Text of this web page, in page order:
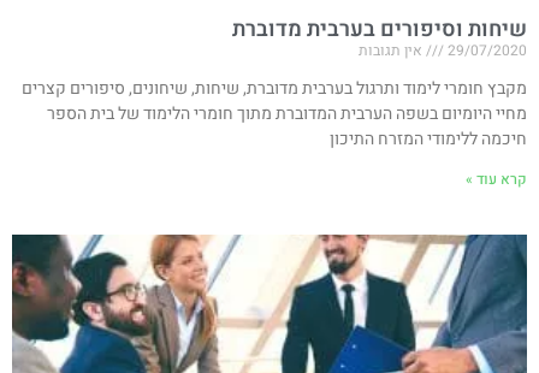
שיחות וסיפורים בערבית מדוברת
29/07/2020 אין תגובות
מקבץ חומרי לימוד ותרגול בערבית מדוברת, שיחות, שיחונים, סיפורים קצרים
מחיי היומיום בשפה הערבית המדוברת מתוך חומרי הלימוד של בית הספר
חיכמה ללימודי המזרח התיכון
קרא עוד »